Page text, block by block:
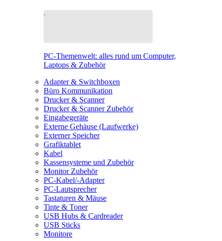
PC-Themenwelt: alles rund um Computer,
Laptops & Zubehör
Adapter & Switchboxen
Büro Kommunikation
Drucker & Scanner
Drucker & Scanner Zubehör
Eingabegeräte
Externe Gehäuse (Laufwerke)
Externer Speicher
Grafiktablet
Kabel
Kassensysteme und Zubehör
Monitor Zubehör
PC-Kabel/-Adapter
PC-Lautsprecher
Tastaturen & Mäuse
Tinte & Toner
USB Hubs & Cardreader
USB Sticks
Monitore